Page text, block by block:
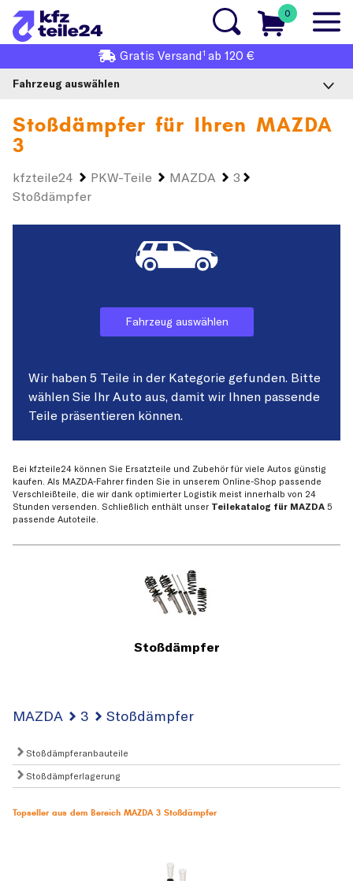
0
Gratis Versand1 ab 120 €
Fahrzeug auswählen
Stoßdämpfer für Ihren MAZDA
3
kfzteile24 PKW-Teile MAZDA
3
Stoßdämpfer
Fahrzeug auswählen
Wir haben 5 Teile in der Kategorie gefunden. Bitte
wählen Sie Ihr Auto aus, damit wir Ihnen passende
Teile präsentieren können.
Bei kfzteile24 können Sie Ersatzteile und Zubehör für viele Autos günstig
kaufen. Als MAZDA-Fahrer finden Sie in unserem Online-Shop passende
Verschleißteile, die wir dank optimierter Logistik meist innerhalb von 24
Stunden versenden. Schließlich enthält unser Teilekatalog für MAZDA 5
passende Autoteile.
Stoßdämpfer
MAZDA 3 Stoßdämpfer
Stoßdämpferanbauteile
Stoßdämpferlagerung
Topseller aus dem Bereich MAZDA 3 Stoßdämpfer